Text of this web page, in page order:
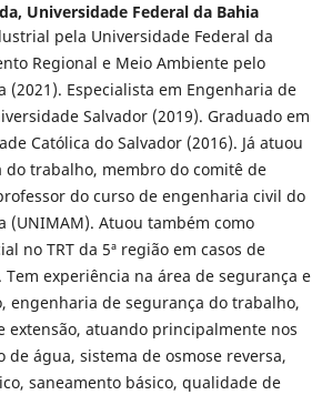
Universidade Federal da Bahia
pela Universidade Federal da
Regional e Meio Ambiente pelo
Especialista em Engenharia de
Salvador (2019). Graduado em
Católica do Salvador (2016). Já atuou
trabalho, membro do comitê de
do curso de engenharia civil do
(UNIMAM). Atuou também como
no TRT da 5ª região em casos de
experiência na área de segurança e
engenharia de segurança do trabalho,
extensão, atuando principalmente nos
água, sistema de osmose reversa,
saneamento básico, qualidade de